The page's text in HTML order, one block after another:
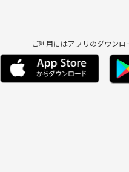
ご利用にはアプリのダウン